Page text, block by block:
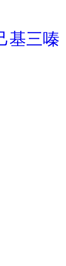
基三嗪